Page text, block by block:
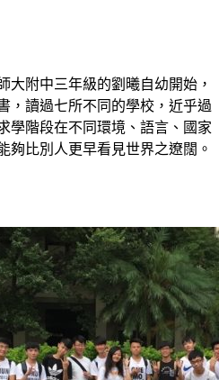
大附中三年級的劉曦自幼開始，
，讀過七所不同的學校，近乎過
學階段在不同環境、語言、國家
夠比別人更早看見世界之遼闊。